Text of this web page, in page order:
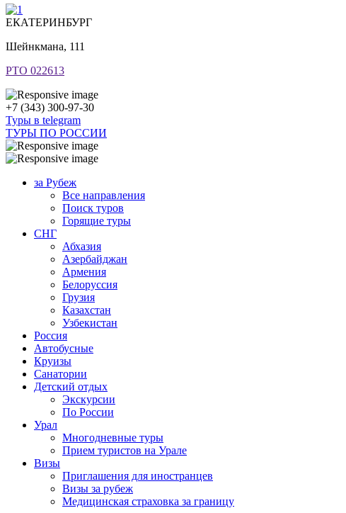
ЕКАТЕРИНБУРГ
Шейнкмана, 111
РТО 022613
+7 (343) 300-97-30
Туры в telegram
ТУРЫ ПО РОССИИ
за Рубеж
Все направления
Поиск туров
Горящие туры
СНГ
Абхазия
Азербайджан
Армения
Белоруссия
Грузия
Казахстан
Узбекистан
Россия
Автобусные
Круизы
Санатории
Детский отдых
Экскурсии
По России
Урал
Многодневные туры
Прием туристов на Урале
Визы
Приглашения для иностранцев
Визы за рубеж
Медицинская страховка за границу